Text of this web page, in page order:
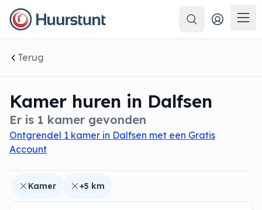
Zoeken
Terug
Kamer huren in Dalfsen
Er is 1 kamer gevonden
Ontgrendel 1 kamer in Dalfsen met een Gratis
Account
sluiten
Kamer +5 km